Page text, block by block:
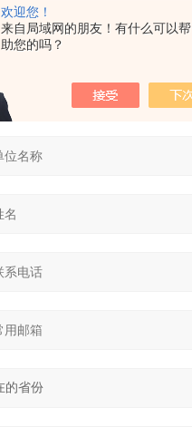
欢迎您！
来自局域网的朋友！有什么可以帮
助您的吗？